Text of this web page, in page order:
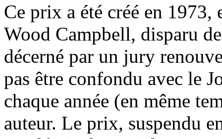
Ce prix a été créé en
Wood Campbell, disparu
décerné par un jury
pas être confondu avec le
chaque année (en même
auteur. Le prix, suspendu